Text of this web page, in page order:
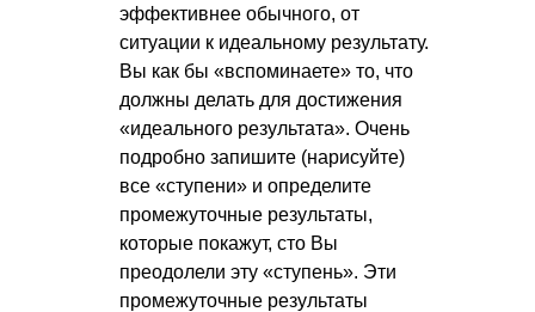
эффективнее обычного, от
ситуации к идеальному результату.
Вы как бы «вспоминаете» то, что
должны делать для достижения
«идеального результата». Очень
подробно запишите (нарисуйте)
все «ступени» и определите
промежуточные результаты,
которые покажут, сто Вы
преодолели эту «ступень». Эти
промежуточные результаты